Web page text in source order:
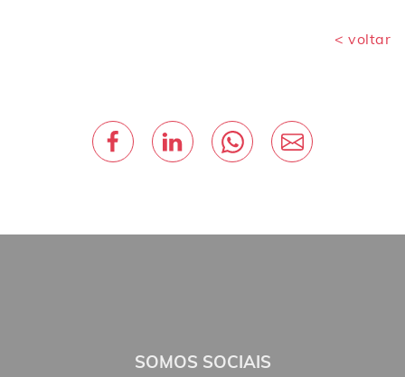
< voltar
SOMOS SOCIAIS